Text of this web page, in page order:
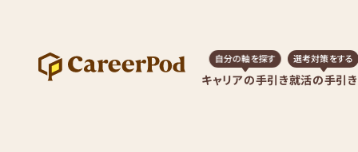
キャリアの手引き
自分の軸を探す
就活の手引き
選考対策をする